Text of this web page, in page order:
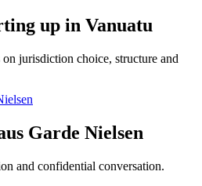
up in Vanuatu
jurisdiction choice, structure and
Garde Nielsen
and confidential conversation.